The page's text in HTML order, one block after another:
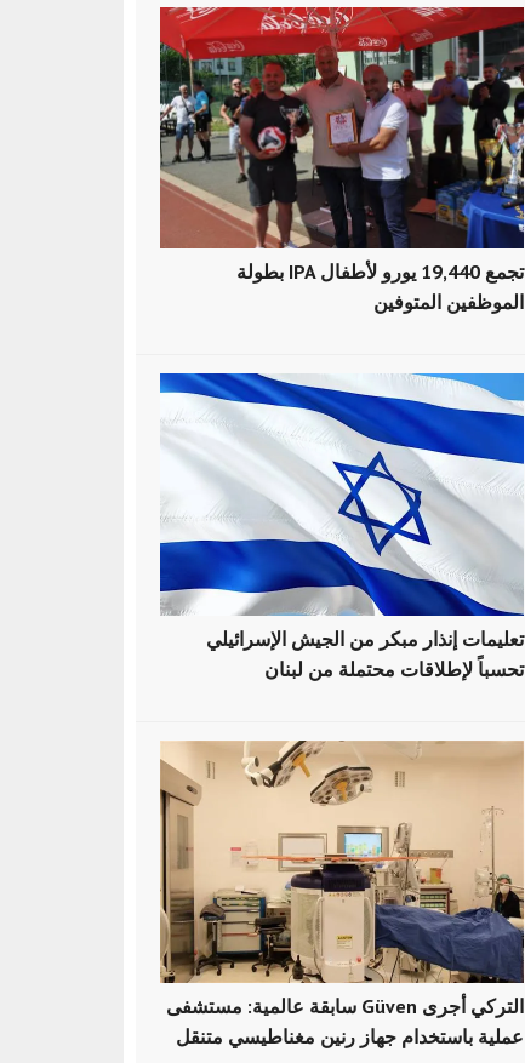
بطولة IPA تجمع 19,440 يورو لأطفال
الموظفين المتوفين
تعليمات إنذار مبكر من الجيش الإسرائيلي
تحسباً لإطلاقات محتملة من لبنان
سابقة عالمية: مستشفى Güven التركي أجرى
عملية باستخدام جهاز رنين مغناطيسي متنقل